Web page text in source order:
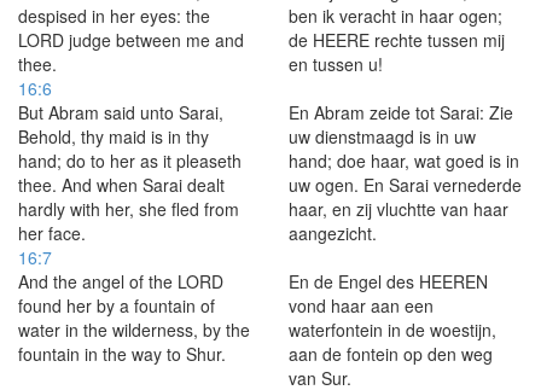
despised in her eyes: the
LORD judge between me and
thee.
ben ik veracht in haar ogen;
de HEERE rechte tussen mij
en tussen u!
16:6
But Abram said unto Sarai,
Behold, thy maid is in thy
hand; do to her as it pleaseth
thee. And when Sarai dealt
hardly with her, she fled from
her face.
En Abram zeide tot Sarai: Zie
uw dienstmaagd is in uw
hand; doe haar, wat goed is in
uw ogen. En Sarai vernederde
haar, en zij vluchtte van haar
aangezicht.
16:7
And the angel of the LORD
found her by a fountain of
water in the wilderness, by the
fountain in the way to Shur.
En de Engel des HEEREN
vond haar aan een
waterfontein in de woestijn,
aan de fontein op den weg
van Sur.